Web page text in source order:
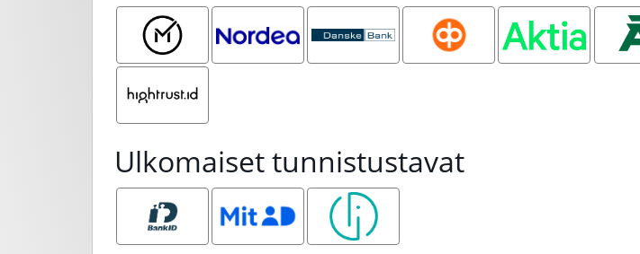
Mobiilivarmenne
Bank
OP Aktia
Ulkomaiset tunnistustavat
Bank ID MitID Smart ID